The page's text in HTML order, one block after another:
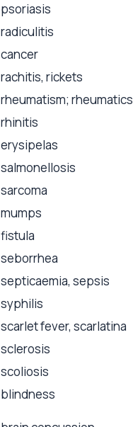
psoriasis
radiculitis
cancer
rachitis, rickets
rheumatism; rheumatics
rhinitis
erysipelas
salmonellosis
sarcoma
mumps
fistula
seborrhea
septicaemia, sepsis
syphilis
scarlet fever, scarlatina
sclerosis
scoliosis
blindness